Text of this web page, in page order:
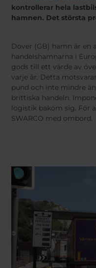
Africa
Chile
kontrollerar hela
hamnen. Det största
Dover (GB) hamn är en
handelshamnarna i
gods till ett värde av
varje år. Detta
pund och inte mindre
brittiska handeln.
logistik bakom sig. För
SWARCO med ombord.